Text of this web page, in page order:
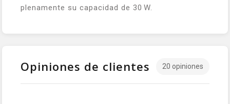
plenamente su capacidad de 30 W.
Opiniones de clientes 20 opiniones